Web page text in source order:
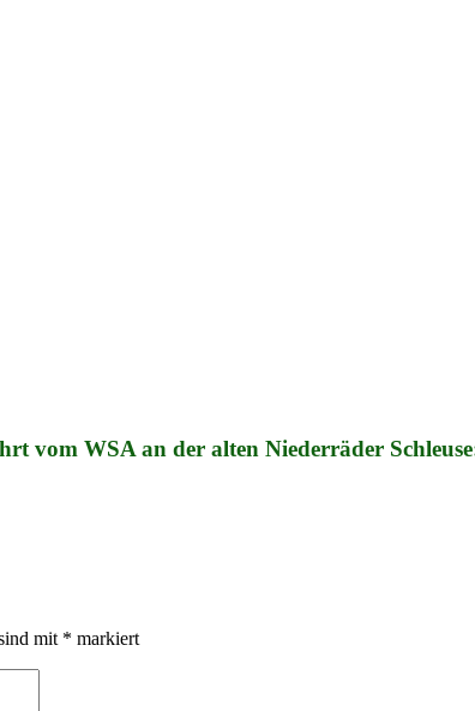
vom WSA an der alten Niederräder
mit * markiert